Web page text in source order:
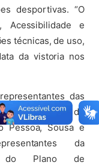
desportivas. “O
Acessibilidade e
técnicas, de uso,
da vistoria nos
das
estádios de
Pessoa, Sousa e
da
do Plano de